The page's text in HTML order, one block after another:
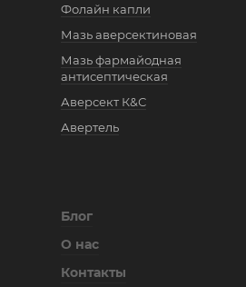
Фолайн капли
Мазь аверсектиновая
Мазь фармайодная
антисептическая
Аверсект К&С
Авертель
Блог
О нас
Контакты